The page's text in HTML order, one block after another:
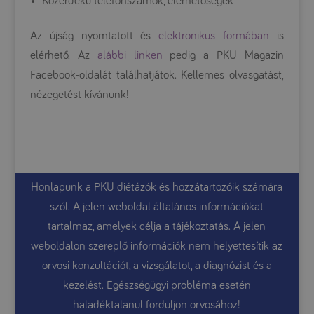
Az újság nyomtatott éselektronikus formában is
elérhető. Az alábbi linken pedig a PKU Magazin
Facebook-oldalát találhatjátok. Kellemes olvasgatást,
nézegetést kívánunk!
Honlapunk a PKU diétázók és hozzátartozóik számára
szól. A jelen weboldal általános információkat
tartalmaz, amelyek célja a tájékoztatás. A jelen
weboldalon szereplő információk nem helyettesítik az
orvosi konzultációt, a vizsgálatot, a diagnózist és a
kezelést. Egészségügyi probléma esetén
haladéktalanul forduljon orvosához!